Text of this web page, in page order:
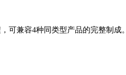
可兼容4种同类型产品的完整制成。